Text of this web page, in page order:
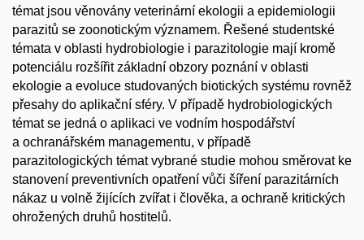
témat jsou věnovány veterinární ekologii a epidemiologii
parazitů se zoonotickým významem. Řešené studentské
témata v oblasti hydrobiologie i parazitologie mají kromě
potenciálu rozšířit základní obzory poznání v oblasti
ekologie a evoluce studovaných biotických systému rovněž
přesahy do aplikační sféry. V případě hydrobiologických
témat se jedná o aplikaci ve vodním hospodářství
a ochranářském managementu, v případě
parazitologických témat vybrané studie mohou směrovat ke
stanovení preventivních opatření vůči šíření parazitárních
nákaz u volně žijících zvířat i člověka, a ochraně kritických
ohrožených druhů hostitelů.